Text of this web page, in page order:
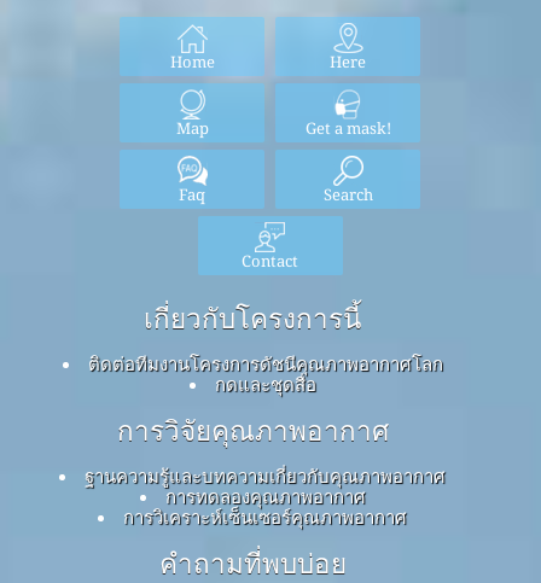
Home Here
Map Get a mask!
Faq Search
Contact
เกี่ยวกับโครงการนี้
ติดต่อทีมงานโครงการดัชนีคุณภาพอากาศโลก
กดและชุดสื่อ
การวิจัยคุณภาพอากาศ
ฐานความรู้และบทความเกี่ยวกับคุณภาพอากาศ
การทดลองคุณภาพอากาศ
การวิเคราะห์เซ็นเซอร์คุณภาพอากาศ
คำถามที่พบบ่อย